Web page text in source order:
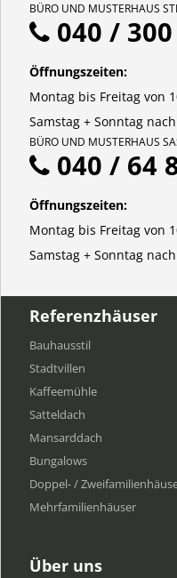
BÜRO UND MUSTERHAUS
040 /
Öffnungszeiten:
Montag bis Freitag von
Samstag + Sonntag
BÜRO UND MUSTERHAUS
040 / 64
Öffnungszeiten:
Montag bis Freitag von
Samstag + Sonntag
Referenzhäuser
Bauhausstil
Stadtvillen
Kaffeemühle
Satteldach
Mansarddach
Bungalows
Doppel- /
Mehrfamilien​häuser
Über uns